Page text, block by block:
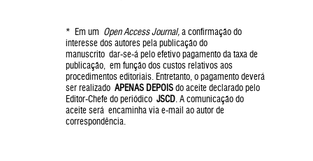
* Em um Open Access Journal,a confirmação do
interesse dos autores pela publicação do
manuscrito dar-se-á pelo efetivo pagamento da taxa de
publicação, em função dos custos relativos aos
procedimentos editoriais. Entretanto, o pagamento deverá
ser realizado APENAS DEPOISdo aceite declarado pelo
Editor-Chefe do periódico JSCD . A comunicação do
aceite será encaminha via e-mail ao autor de
correspondência.